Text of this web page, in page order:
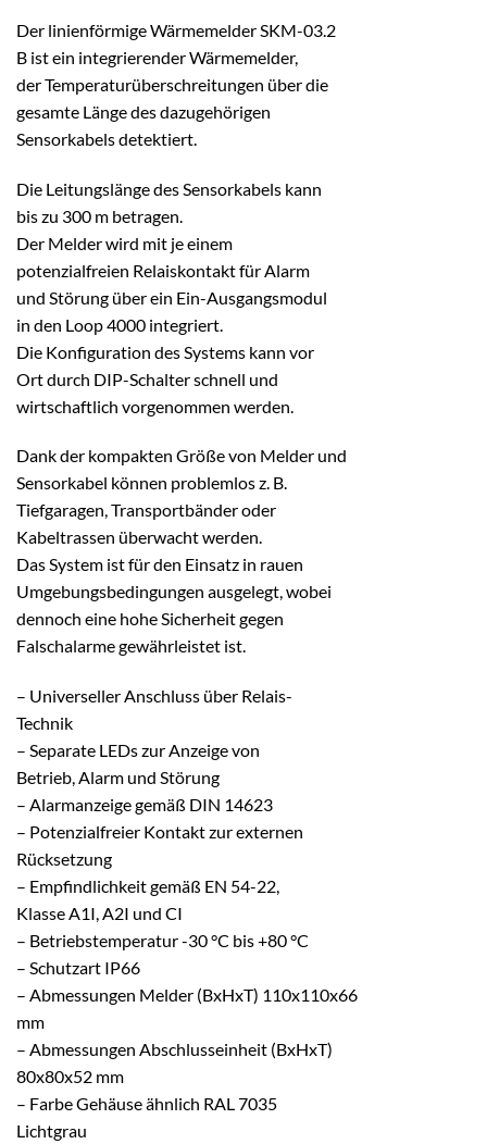
Der linienförmige Wärmemelder SKM-03.2
B ist ein integrierender Wärmemelder,
der Temperaturüberschreitungen über die
gesamte Länge des dazugehörigen
Sensorkabels detektiert.
Die Leitungslänge des Sensorkabels kann
bis zu 300 m betragen.
Der Melder wird mit je einem
potenzialfreien Relaiskontakt für Alarm
und Störung über ein Ein-Ausgangsmodul
in den Loop 4000 integriert.
Die Konfiguration des Systems kann vor
Ort durch DIP-Schalter schnell und
wirtschaftlich vorgenommen werden.
Dank der kompakten Größe von Melder und
Sensorkabel können problemlos z. B.
Tiefgaragen, Transportbänder oder
Kabeltrassen überwacht werden.
Das System ist für den Einsatz in rauen
Umgebungsbedingungen ausgelegt, wobei
dennoch eine hohe Sicherheit gegen
Falschalarme gewährleistet ist.
– Universeller Anschluss über Relais-
Technik
– Separate LEDs zur Anzeige von
Betrieb, Alarm und Störung
– Alarmanzeige gemäß DIN 14623
– Potenzialfreier Kontakt zur externen
Rücksetzung
– Empfindlichkeit gemäß EN 54-22,
Klasse A1I, A2I und CI
– Betriebstemperatur -30 °C bis +80 °C
– Schutzart IP66
– Abmessungen Melder (BxHxT) 110x110x66
mm
– Abmessungen Abschlusseinheit (BxHxT)
80x80x52 mm
– Farbe Gehäuse ähnlich RAL 7035
Lichtgrau